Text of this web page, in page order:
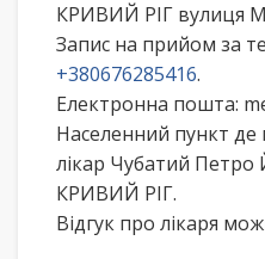
КРИВИЙ РІГ вулиця
Запис на прийом за
+380676285416.
Електронна пошта:
Населенний пункт де
лікар Чубатий Петро
КРИВИЙ РІГ.
Відгук про лікаря